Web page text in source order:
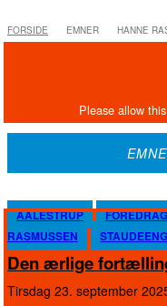
FORSIDE EMNER HANNE
AALESTRUP FOREDRAG
RASMUSSEN
Den ærlige
tirsdag 23. september